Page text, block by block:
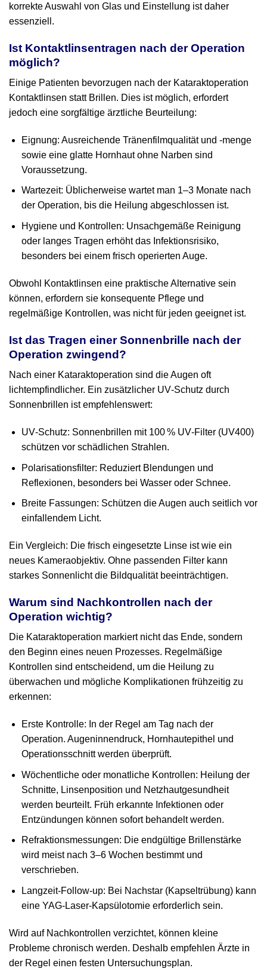
korrekte Auswahl von Glas und Einstellung ist daher
essenziell.
Ist Kontaktlinsentragen nach der Operation
möglich?
Einige Patienten bevorzugen nach der Kataraktoperation
Kontaktlinsen statt Brillen. Dies ist möglich, erfordert
jedoch eine sorgfältige ärztliche Beurteilung:
Eignung: Ausreichende Tränenfilmqualität und ‑menge
sowie eine glatte Hornhaut ohne Narben sind
Voraussetzung.
Wartezeit: Üblicherweise wartet man 1–3 Monate nach
der Operation, bis die Heilung abgeschlossen ist.
Hygiene und Kontrollen: Unsachgemäße Reinigung
oder langes Tragen erhöht das Infektionsrisiko,
besonders bei einem frisch operierten Auge.
Obwohl Kontaktlinsen eine praktische Alternative sein
können, erfordern sie konsequente Pflege und
regelmäßige Kontrollen, was nicht für jeden geeignet ist.
Ist das Tragen einer Sonnenbrille nach der
Operation zwingend?
Nach einer Kataraktoperation sind die Augen oft
lichtempfindlicher. Ein zusätzlicher UV‑Schutz durch
Sonnenbrillen ist empfehlenswert:
UV‑Schutz: Sonnenbrillen mit 100 % UV‑Filter (UV400)
schützen vor schädlichen Strahlen.
Polarisationsfilter: Reduziert Blendungen und
Reflexionen, besonders bei Wasser oder Schnee.
Breite Fassungen: Schützen die Augen auch seitlich vor
einfallendem Licht.
Ein Vergleich: Die frisch eingesetzte Linse ist wie ein
neues Kameraobjektiv. Ohne passenden Filter kann
starkes Sonnenlicht die Bildqualität beeinträchtigen.
Warum sind Nachkontrollen nach der
Operation wichtig?
Die Kataraktoperation markiert nicht das Ende, sondern
den Beginn eines neuen Prozesses. Regelmäßige
Kontrollen sind entscheidend, um die Heilung zu
überwachen und mögliche Komplikationen frühzeitig zu
erkennen:
Erste Kontrolle: In der Regel am Tag nach der
Operation. Augeninnendruck, Hornhautepithel und
Operationsschnitt werden überprüft.
Wöchentliche oder monatliche Kontrollen: Heilung der
Schnitte, Linsenposition und Netzhautgesundheit
werden beurteilt. Früh erkannte Infektionen oder
Entzündungen können sofort behandelt werden.
Refraktionsmessungen: Die endgültige Brillenstärke
wird meist nach 3–6 Wochen bestimmt und
verschrieben.
Langzeit‑Follow‑up: Bei Nachstar (Kapseltrübung) kann
eine YAG‑Laser‑Kapsülotomie erforderlich sein.
Wird auf Nachkontrollen verzichtet, können kleine
Probleme chronisch werden. Deshalb empfehlen Ärzte in
der Regel einen festen Untersuchungsplan.